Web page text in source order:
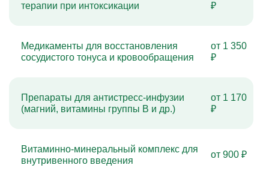
терапии при интоксикации
₽
Медикаменты для восстановления
сосудистого тонуса и кровообращения
от 1 350
₽
Препараты для антистресс-инфузии
(магний, витамины группы B и др.)
от 1 170
₽
Витаминно-минеральный комплекс для
внутривенного введения
от 900 ₽